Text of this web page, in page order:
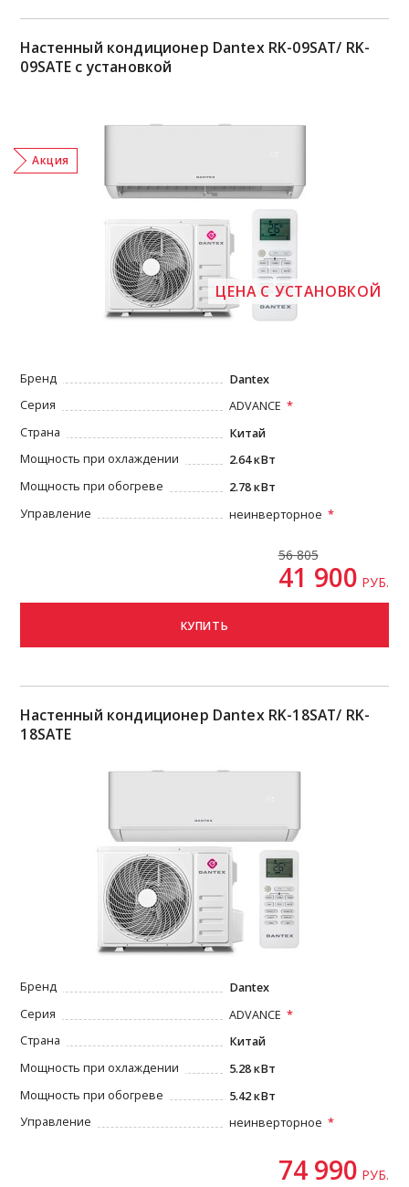
Настенный кондиционер Dantex RK-09SAT/ RK-
09SATE с установкой
Акция
ЦЕНА С УСТАНОВКОЙ
Бренд
Dantex
Серия
ADVANCE
Страна
Китай
Мощность при охлаждении
2.64 кВт
Мощность при обогреве
2.78 кВт
Управление
неинверторное
56 805
41 900 РУБ.
КУПИТЬ
Настенный кондиционер Dantex RK-18SAT/ RK-
18SATE
Бренд
Dantex
Серия
ADVANCE
Страна
Китай
Мощность при охлаждении
5.28 кВт
Мощность при обогреве
5.42 кВт
Управление
неинверторное
74 990 РУБ.